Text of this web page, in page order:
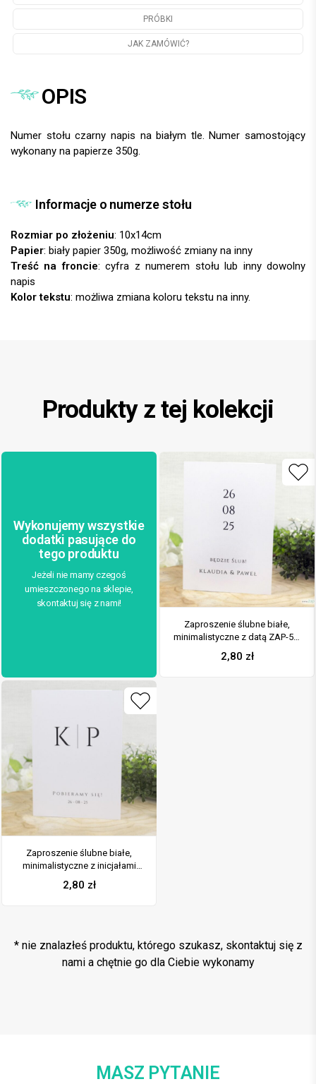
PRÓBKI
JAK ZAMÓWIĆ?
OPIS
Numer stołu czarny napis na białym tle. Numer samostojący
wykonany na papierze 350g.
Informacje o numerze stołu
Rozmiar po złożeniu: 10x14cm
Papier: biały papier 350g, możliwość zmiany na inny
Treść na froncie: cyfra z numerem stołu lub inny dowolny
napis
Kolor tekstu: możliwa zmiana koloru tekstu na inny.
Produkty z tej kolekcji
Wykonujemy wszystkie
dodatki pasujące do
tego produktu
Jeżeli nie mamy czegoś
umieszczonego na sklepie,
skontaktuj się z nami!
Zaproszenie ślubne białe,
minimalistyczne z datą ZAP-50-
2,80 zł
Zaproszenie ślubne białe,
minimalistyczne z inicjałami
ZAP-50-13
2,80 zł
* nie znalazłeś produktu, którego szukasz, skontaktuj się z
nami a chętnie go dla Ciebie wykonamy
MASZ PYTANIE